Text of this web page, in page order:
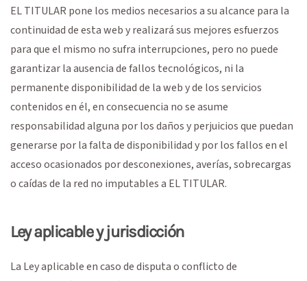
EL TITULAR pone los medios necesarios a su alcance para la
continuidad de esta web y realizará sus mejores esfuerzos
para que el mismo no sufra interrupciones, pero no puede
garantizar la ausencia de fallos tecnológicos, ni la
permanente disponibilidad de la web y de los servicios
contenidos en él, en consecuencia no se asume
responsabilidad alguna por los daños y perjuicios que puedan
generarse por la falta de disponibilidad y por los fallos en el
acceso ocasionados por desconexiones, averías, sobrecargas
o caídas de la red no imputables a EL TITULAR.
Ley aplicable y jurisdicción
La Ley aplicable en caso de disputa o conflicto de